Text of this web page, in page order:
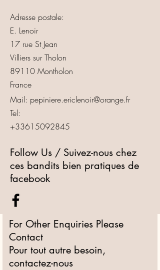
Adresse postale:
E. Lenoir
17 rue St Jean
Villiers sur Tholon
89110 Montholon
France
Mail: pepiniere.ericlenoir@orange.fr
Tel:
+33615092845
Follow Us / Suivez-nous chez
ces bandits bien pratiques de
facebook
For Other Enquiries Please
Contact
Pour tout autre besoin,
contactez-nous